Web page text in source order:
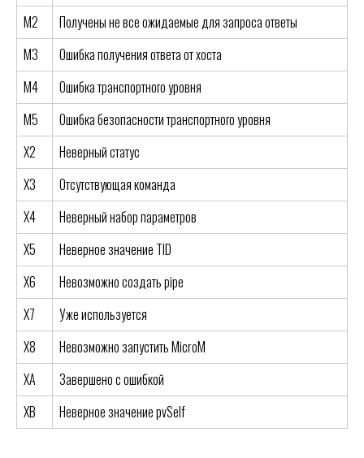
M2
Получены не все ожидаемые для запроса ответы
M3
Ошибка получения ответа от хоста
M4
Ошибка транспортного уровня
M5
Ошибка безопасности транспортного уровня
X2
Неверный статус
X3
Отсутствующая команда
X4
Неверный набор параметров
X5
Неверное значение TID
X6
Невозможно создать pipe
X7
Уже используется
X8
Невозможно запустить MicroM
XA
Завершено с ошибкой
XB
Неверное значение pvSelf